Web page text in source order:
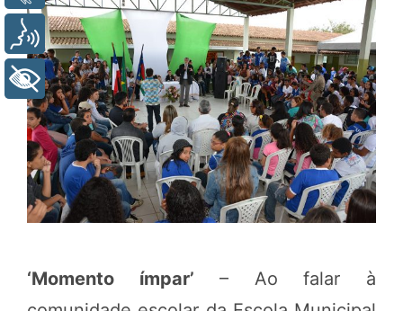
‘Momento ímpar’ – Ao falar à
Voz
+ Acessibilidade